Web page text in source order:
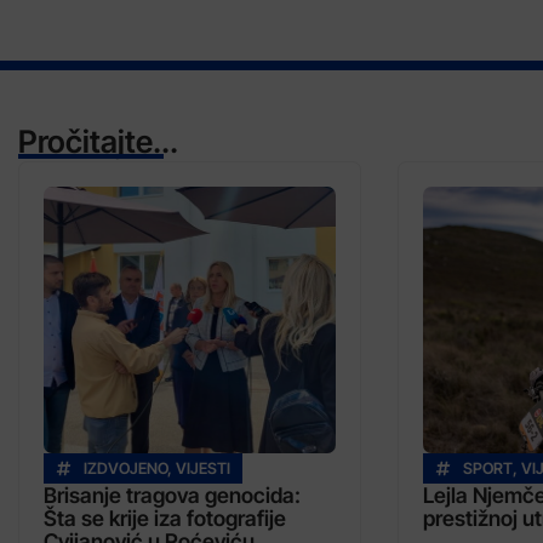
Pročitajte...
IZDVOJENO, VIJESTI
Brisanje tragova genocida:
Šta se krije iza fotografije
SPORT,
Lejla
prestižnoj